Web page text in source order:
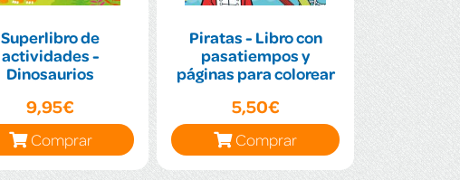
Superlibro de
actividades -
Dinosaurios
9,95€
Comprar
Piratas - Libro con
pasatiempos y
páginas para colorear
5,50€
Comprar